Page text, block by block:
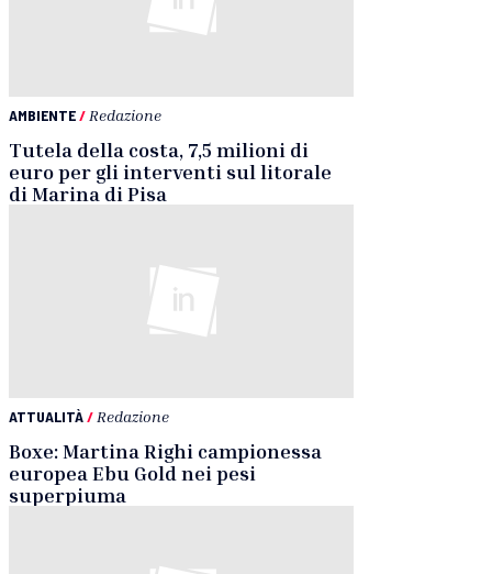
AMBIENTE/ Redazione
Tutela della costa, 7,5 milioni di
euro per gli interventi sul litorale
di Marina di Pisa
ATTUALITÀ/ Redazione
Boxe: Martina Righi campionessa
europea Ebu Gold nei pesi
superpiuma